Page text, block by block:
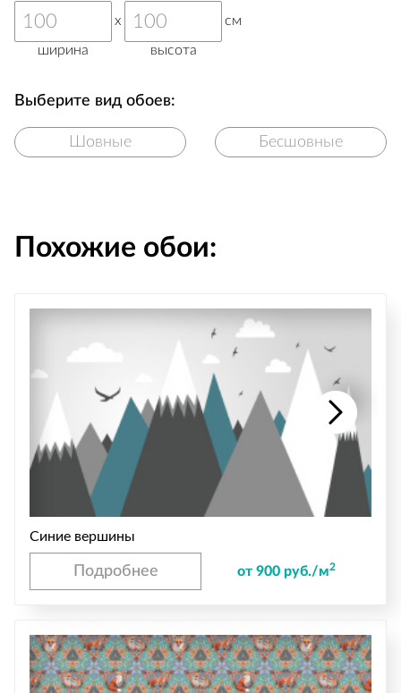
ширина
x
высота
см
Выберите вид обоев:
Шовные Бесшовные
Похожие обои:
Синие вершины
Подробнее от 900 руб./м2